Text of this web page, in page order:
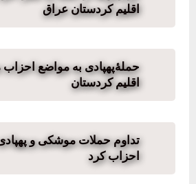
اقلیم کردستان عراق
حملۀ‌پهپادی به مواضع
اقلیم کردستان
تداوم حملات موشکی و
احزاب کرد